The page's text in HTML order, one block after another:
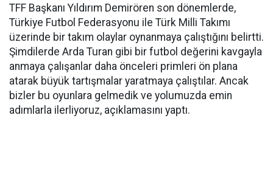
TFF Başkanı Yıldırım Demirören son dönemlerde,
Türkiye Futbol Federasyonu ile Türk Milli Takımı
üzerinde bir takım olaylar oynanmaya çalıştığını belirtti.
Şimdilerde Arda Turan gibi bir futbol değerini kavgayla
anmaya çalışanlar daha önceleri primleri ön plana
atarak büyük tartışmalar yaratmaya çalıştılar. Ancak
bizler bu oyunlara gelmedik ve yolumuzda emin
adımlarla ilerliyoruz, açıklamasını yaptı.